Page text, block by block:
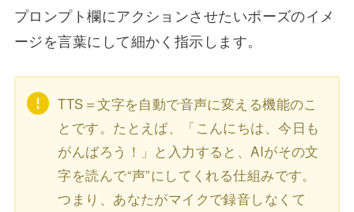
プロンプト欄にアクションさせたいポーズのイメ
ージを言葉にして細かく指示します。
TTS＝文字を自動で音声に変える機能のこ
とです。たとえば、「こんにちは、今日も
がんばろう！」と入力すると、AIがその文
字を読んで“声”にしてくれる仕組みです。
つまり、あなたがマイクで録音しなくて